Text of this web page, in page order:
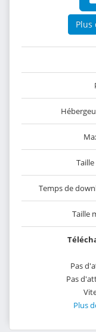
Plus
Temps de
Taille
Pas
Pas
Plus